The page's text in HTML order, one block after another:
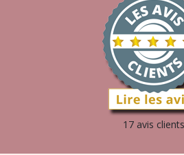
17 avis clients